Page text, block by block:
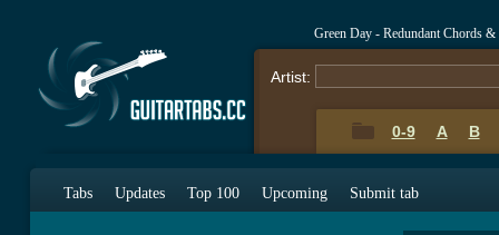
Green Day - Redundant Chords &
Artist:
0-9 A B
Tabs Updates Top 100 Upcoming Submit tab